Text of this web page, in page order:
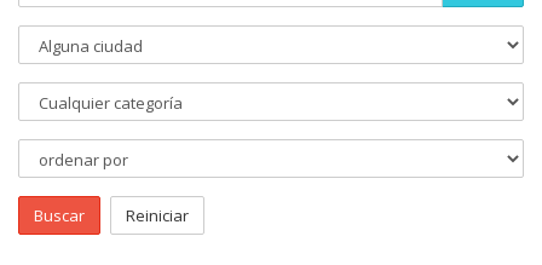
Buscar Reiniciar